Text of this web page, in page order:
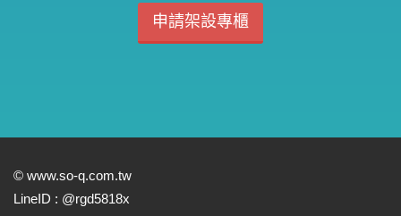
申請架設專櫃
© www.so-q.com.tw
LineID : @rgd5818x